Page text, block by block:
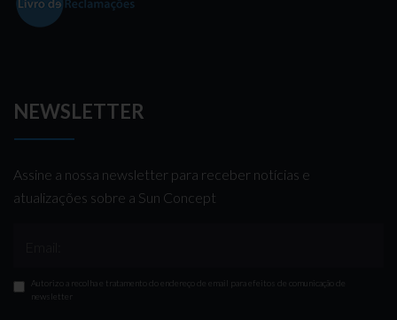
NEWSLETTER
Assine a nossa newsletter para receber notícias e
atualizações sobre a Sun Concept
Autorizo a recolha e tratamento do endereço de email para efeitos de comunicação de
newsletter